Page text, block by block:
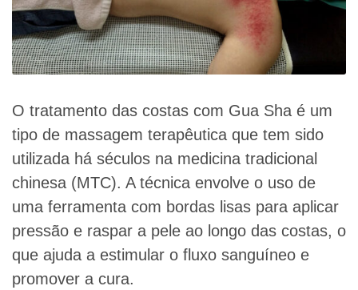
O tratamento das costas com Gua Sha é um
tipo de massagem terapêutica que tem sido
utilizada há séculos na medicina tradicional
chinesa (MTC). A técnica envolve o uso de
uma ferramenta com bordas lisas para aplicar
pressão e raspar a pele ao longo das costas, o
que ajuda a estimular o fluxo sanguíneo e
promover a cura.